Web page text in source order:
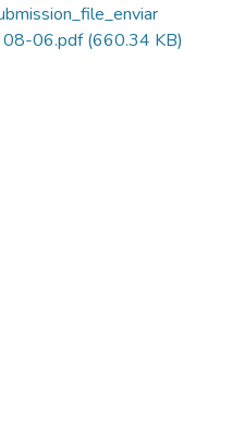
08-06.pdf(660.34 KB)